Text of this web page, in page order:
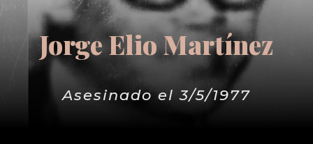
Jorge Elio Martínez
Asesinado el 3/5/1977